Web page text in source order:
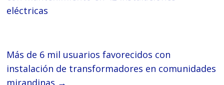
eléctricas
Más de 6 mil usuarios favorecidos con
instalación de transformadores en comunidades